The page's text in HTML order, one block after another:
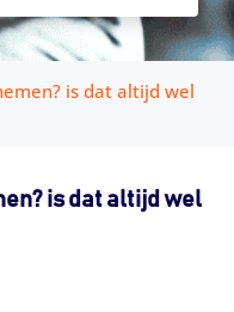
is dat altijd wel
is dat altijd wel